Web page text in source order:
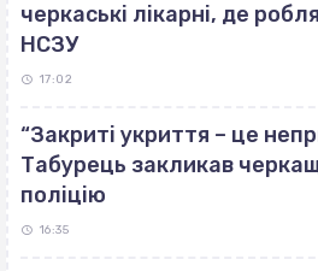
черкаські лікарні, де
НСЗУ
17:02
“Закриті укриття – це
Табурець закликав
поліцію
16:35